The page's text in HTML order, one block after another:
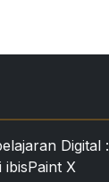
Digital :
ibisPaint X